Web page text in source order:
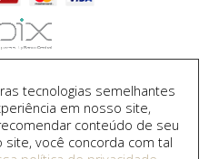
tecnologias semelhantes
em nosso site,
conteúdo de seu
você concorda com tal